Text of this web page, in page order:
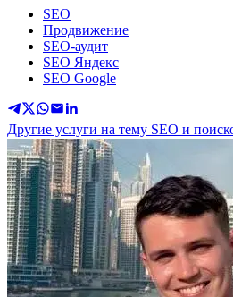
SEO
Продвижение
SEO-аудит
SEO Яндекс
SEO Google
Другие услуги на тему SEO и